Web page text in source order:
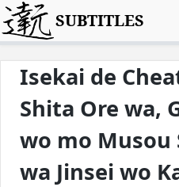
SUBTITLES
Isekai de
Shita Ore wa,
wo mo Musou
wa Jinsei wo